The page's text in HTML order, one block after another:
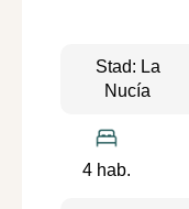
Stad: La
Nucía
4 hab.